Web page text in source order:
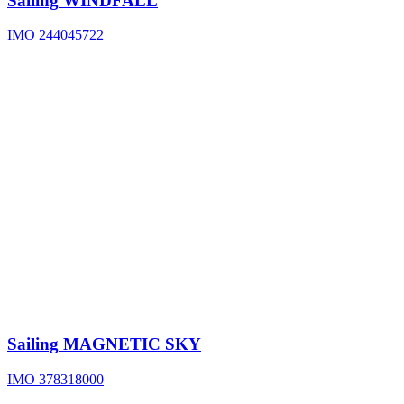
IMO 244045722
Sailing MAGNETIC SKY
IMO 378318000